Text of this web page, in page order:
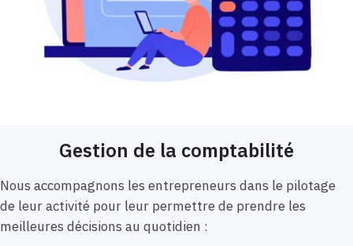
Gestion de la comptabilité
Nous accompagnons les entrepreneurs dans le pilotage
de leur activité pour leur permettre de prendre les
meilleures décisions au quotidien :